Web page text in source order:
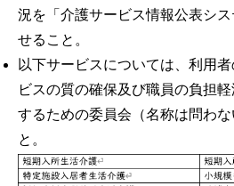
況を「介護サービス情報公表シ
せること。
以下サービスについては、利用
ビスの質の確保及び職員の負担
するための委員会（名称は問わ
と。